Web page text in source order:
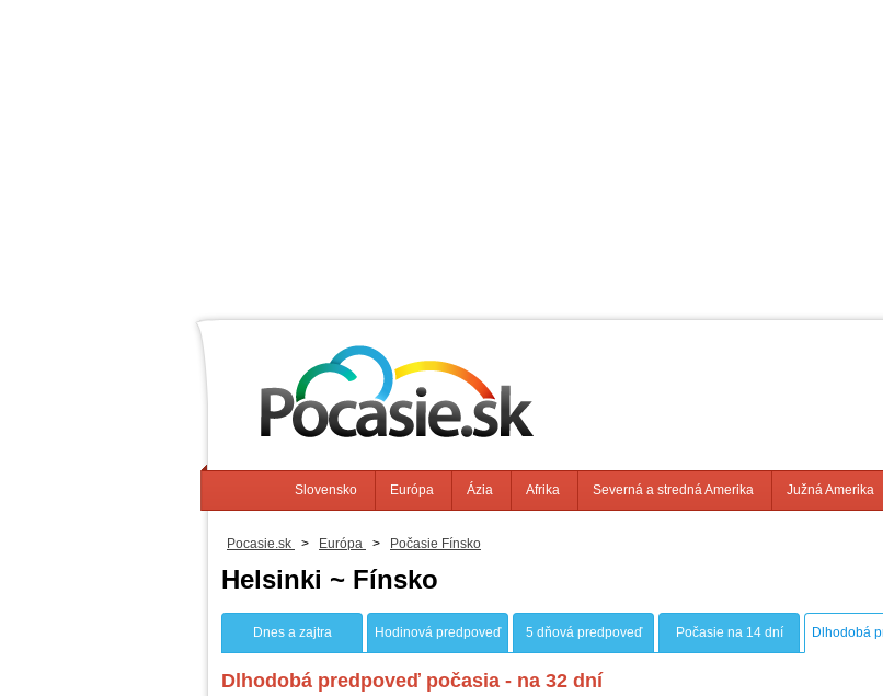
Slovensko Európa Ázia Afrika Severná a stredná Amerika Južná Amerika
Pocasie.sk > Európa > Počasie Fínsko
Helsinki ~ Fínsko
Dnes a zajtra Hodinová predpoveď 5 dňová predpoveď Počasie na 14 dní Dlhodobá
Dlhodobá predpoveď počasia - na 32 dní